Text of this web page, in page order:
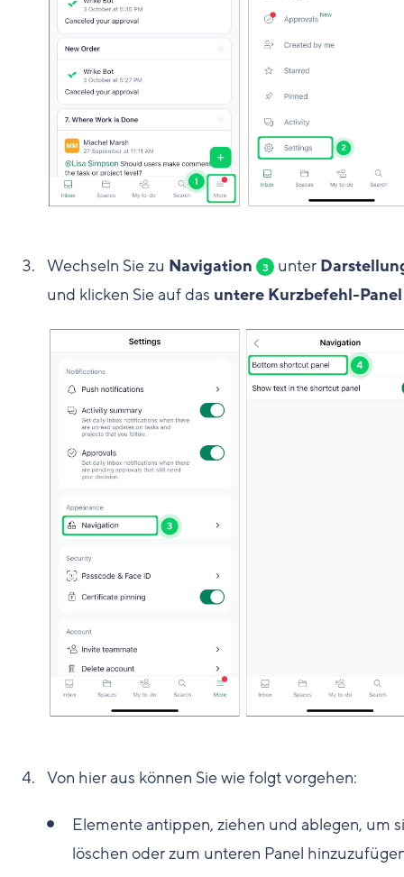
Wechseln Sie zu Navigation 3 unter
und klicken Sie auf das untere Kurzbefehl-Panel
Von hier aus können Sie wie folgt vorgehen:
Elemente antippen, ziehen und ablegen, um
löschen oder zum unteren Panel